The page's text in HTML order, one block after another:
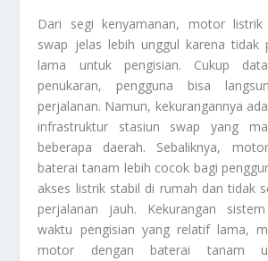
Dari segi kenyamanan, motor listrik
swap jelas lebih unggul karena tidak
lama untuk pengisian. Cukup
penukaran, pengguna bisa
perjalanan. Namun, kekurangannya
infrastruktur stasiun swap yang
beberapa daerah. Sebaliknya,
baterai tanam lebih cocok bagi
akses listrik stabil di rumah dan tidak
perjalanan jauh. Kekurangan
waktu pengisian yang relatif lama,
motor dengan baterai tanam